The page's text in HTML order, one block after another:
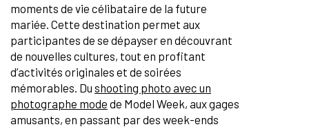
moments de vie célibataire de la future
mariée. Cette destination permet aux
participantes de se dépayser en découvrant
de nouvelles cultures, tout en profitant
d’activités originales et de soirées
mémorables. Du shooting photo avec un
photographe mode de Model Week, aux gages
amusants, en passant par des week-ends